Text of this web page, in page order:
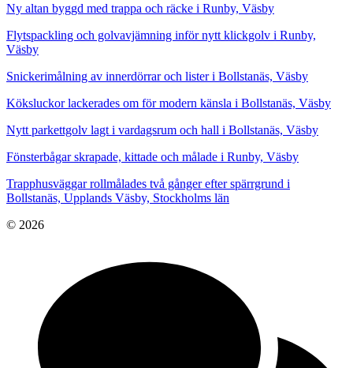
Ny altan byggd med trappa och räcke i Runby, Väsby
Flytspackling och golvavjämning inför nytt klickgolv i Runby,
Väsby
Snickerimålning av innerdörrar och lister i Bollstanäs, Väsby
Köksluckor lackerades om för modern känsla i Bollstanäs, Väsby
Nytt parkettgolv lagt i vardagsrum och hall i Bollstanäs, Väsby
Fönsterbågar skrapade, kittade och målade i Runby, Väsby
Trapphusväggar rollmålades två gånger efter spärrgrund i
Bollstanäs, Upplands Väsby, Stockholms län
© 2026